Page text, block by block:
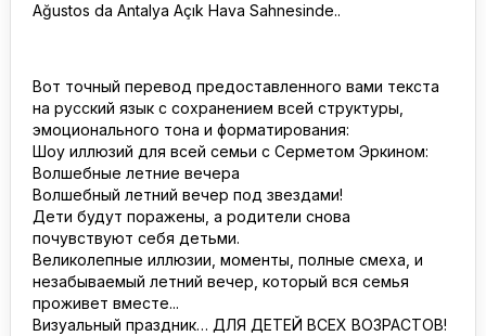
Ağustos da Antalya Açık Hava Sahnesinde..
Вот точный перевод предоставленного вами текста
на русский язык с сохранением всей структуры,
эмоционального тона и форматирования:
Шоу иллюзий для всей семьи с Серметом Эркином:
Волшебные летние вечера
Волшебный летний вечер под звездами!
Дети будут поражены, а родители снова
почувствуют себя детьми.
Великолепные иллюзии, моменты, полные смеха, и
незабываемый летний вечер, который вся семья
проживет вместе...
Визуальный праздник… ДЛЯ ДЕТЕЙ ВСЕХ ВОЗРАСТОВ!